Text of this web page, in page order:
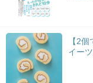
【2
イー